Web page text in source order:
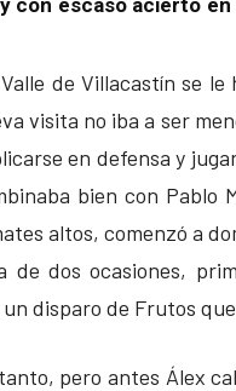
de Villacastín se le
visita no iba a ser
en defensa y
bien con Pablo
altos, comenzó a
de dos ocasiones,
disparo de Frutos
pero antes Álex